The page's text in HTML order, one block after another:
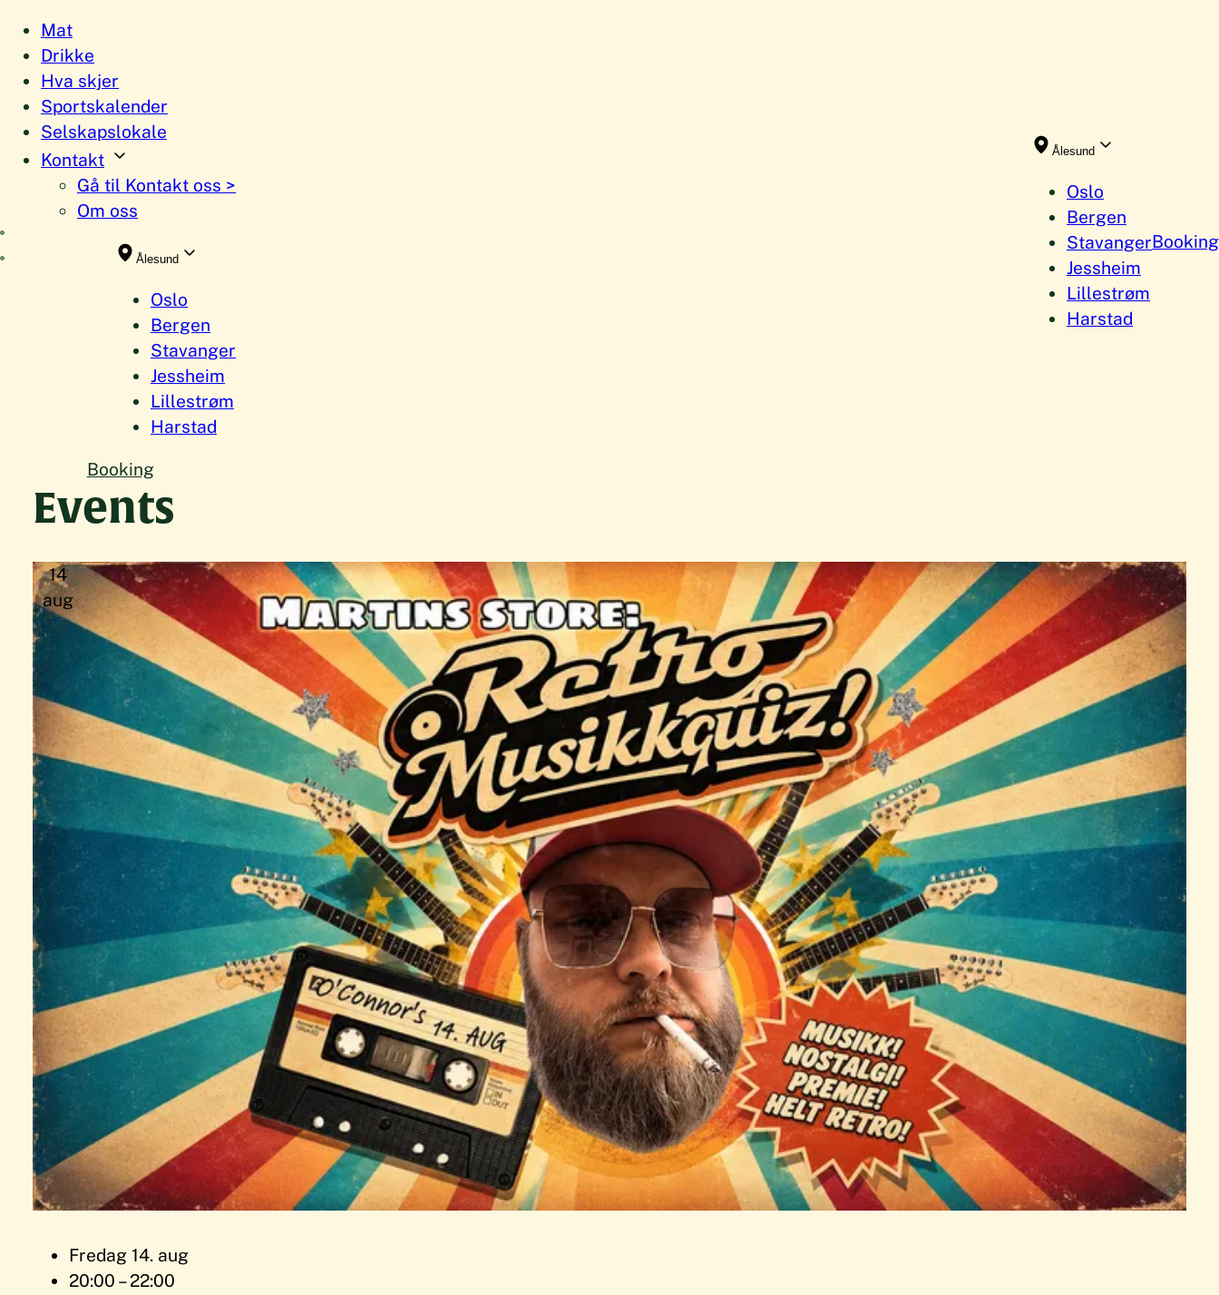
innhold
Mat
Drikke
Hva skjer
Sportskalender
Selskapslokale
Kontakt
Gå til Kontakt oss >
Om oss
Ålesund
Oslo
Bergen
Stavanger
Jessheim
Lillestrøm
Harstad
Booking
Ålesund
Oslo
Bergen
Stavanger
Jessheim
Lillestrøm
Harstad
Booking
Events
14
aug
Fredag 14. aug
20:00 – 22:00